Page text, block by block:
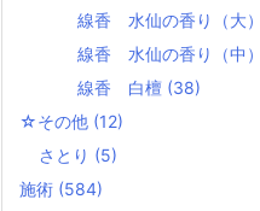
線香 水仙の香り（大）
線香 水仙の香り（中）
線香 白檀 (38)
☆その他 (12)
さとり (5)
施術 (584)